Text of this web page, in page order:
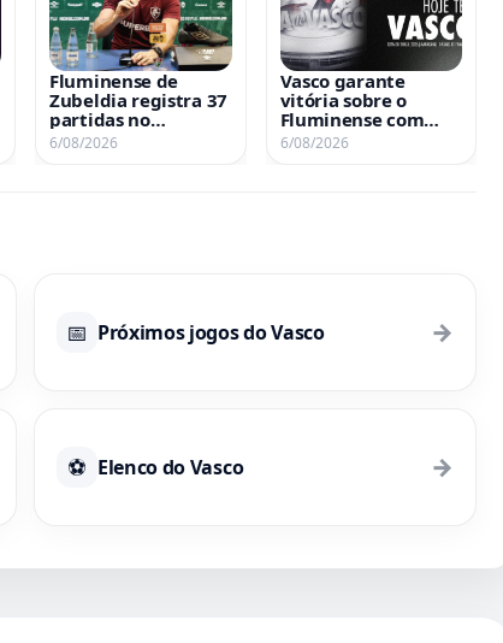
Fluminense de
Zubeldia registra 37
partidas no
Maracanã, com 6
6/08/2026
Vasco garante
vitória sobre o
Fluminense com
narrações
6/08/2026
📅 Próximos jogos do Vasco →
⚽ Elenco do Vasco →